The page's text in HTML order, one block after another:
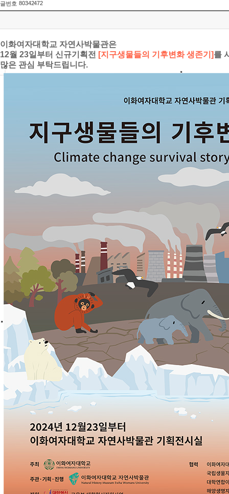
글번호 80342472
이화여자대학교 자연사박물관은
12월 23일부터 신규기획전 [지구생물들의 기후변화 생존기]를
많은 관심 부탁드립니다.